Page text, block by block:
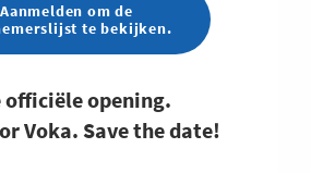
officiële opening.
Voka. Save the date!
Aanmelden om de
te bekijken.